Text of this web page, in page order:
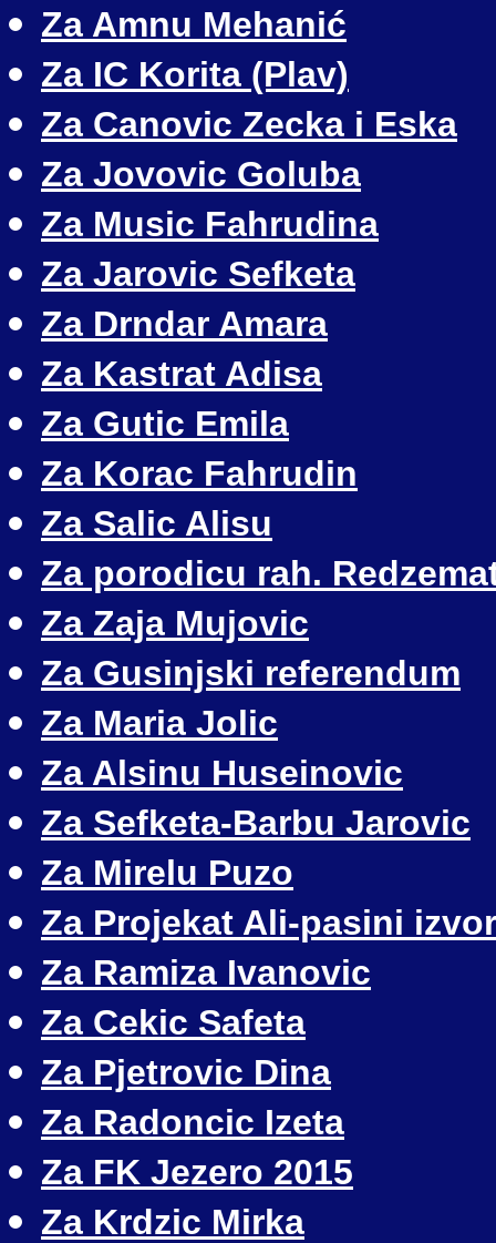
Za Amnu Mehanić
Za IC Korita (Plav)
Za Canovic Zecka i Eska
Za Jovovic Goluba
Za Music Fahrudina
Za Jarovic Sefketa
Za Drndar Amara
Za Kastrat Adisa
Za Gutic Emila
Za Korac Fahrudin
Za Salic Alisu
Za porodicu rah.
Za Zaja Mujovic
Za Gusinjski referendum
Za Maria Jolic
Za Alsinu Huseinovic
Za Sefketa-Barbu Jarovic
Za Mirelu Puzo
Za Projekat Ali-pasini
Za Ramiza Ivanovic
Za Cekic Safeta
Za Pjetrovic Dina
Za Radoncic Izeta
Za FK Jezero 2015
Za Krdzic Mirka